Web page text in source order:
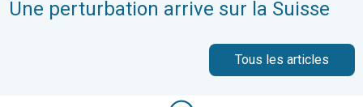
Une perturbation arrive sur la Suisse
Tous les articles